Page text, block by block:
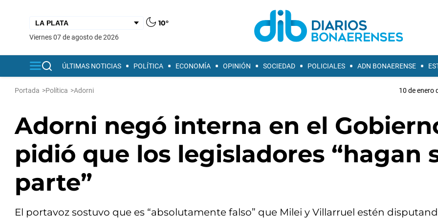
10°
viernes 07 de agosto de 2026
ÚLTIMAS NOTICIAS POLÍTICA ECONOMÍA OPINIÓN SOCIEDAD POLICIALES ADN BONAERENSE
Portada >Política >Adorni 10 de enero
Adorni negó interna en el
pidió que los legisladores “hagan
parte”
El portavoz sostuvo que es “absolutamente falso” que Milei y Villarruel estén